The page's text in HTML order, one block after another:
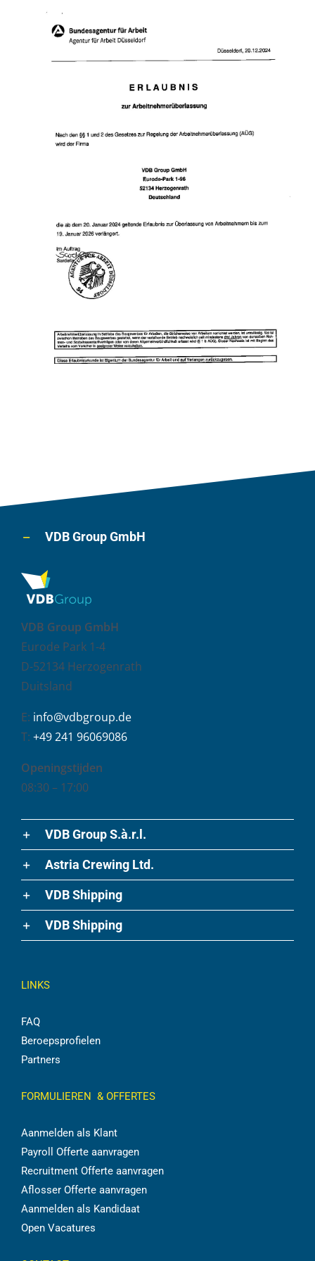
VDB Group GmbH
VDB Group GmbH
Eurode Park 1-4
D-52134 Herzogenrath
Duitsland
E: info@vdbgroup.de
T: +49 241 96069086
Openingstijden
08:30 – 17:00
VDB Group S.à.r.l.
Astria Crewing Ltd.
VDB Shipping
VDB Shipping
LINKS
FAQ
Beroepsprofielen
Partners
FORMULIEREN & OFFERTES
Aanmelden als Klant
Payroll Offerte aanvragen
Recruitment Offerte aanvragen
Aflosser Offerte aanvragen
Aanmelden als Kandidaat
Open Vacatures